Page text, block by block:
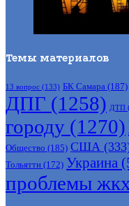
Темы материалов
13 вопрос (133) БК Самара (187)
ДПГ (1258) ДТП
городу (1270)
Общество (185) США
Тольятти (172) Украина
проблемы